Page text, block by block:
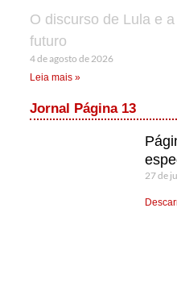
O discurso de Lula e
futuro
4 de agosto de 2026
Leia mais »
Jornal Página 13
27 de